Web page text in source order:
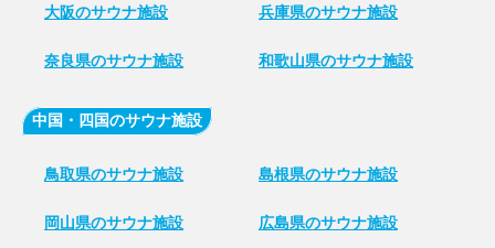
大阪のサウナ施設 兵庫県のサウナ施設
奈良県のサウナ施設 和歌山県のサウナ施設
中国・四国のサウナ施設
鳥取県のサウナ施設 島根県のサウナ施設
岡山県のサウナ施設 広島県のサウナ施設